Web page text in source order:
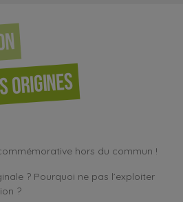
origines
hors du commun !
? Pourquoi ne pas l’exploiter
?